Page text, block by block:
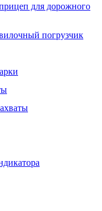
для дорожного
погрузчик